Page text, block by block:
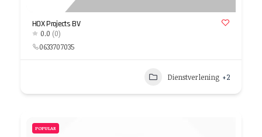
HOX Projects BV
0.0 (0)
0633707035
Dienstverlening +2
POPULAR